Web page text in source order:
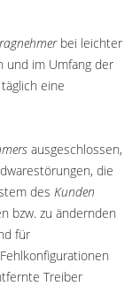
bei leichter
und im Umfang der
täglich eine
ausgeschlossen,
die
des Kunden
bzw. zu ändernden
für
Treiber